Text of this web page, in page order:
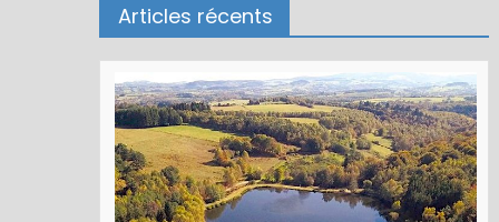
Articles récents